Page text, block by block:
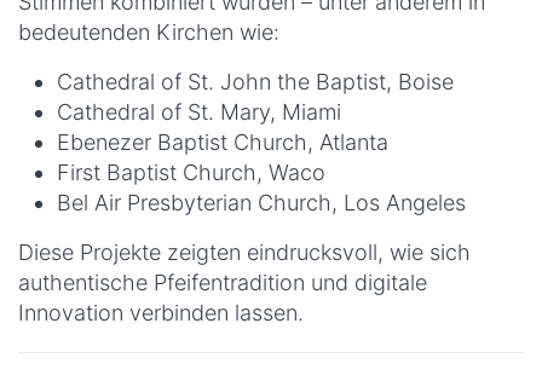
bedeutenden Kirchen wie:
Cathedral of St. John the Baptist, Boise
Cathedral of St. Mary, Miami
Ebenezer Baptist Church, Atlanta
First Baptist Church, Waco
Bel Air Presbyterian Church, Los Angeles
Diese Projekte zeigten eindrucksvoll, wie sich
authentische Pfeifentradition und digitale
Innovation verbinden lassen.